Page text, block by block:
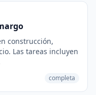
construcción,
Las tareas incluyen
completa